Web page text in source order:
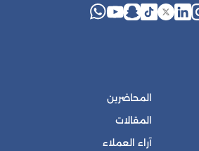
المحاضرين
المقالات
آراء العملاء